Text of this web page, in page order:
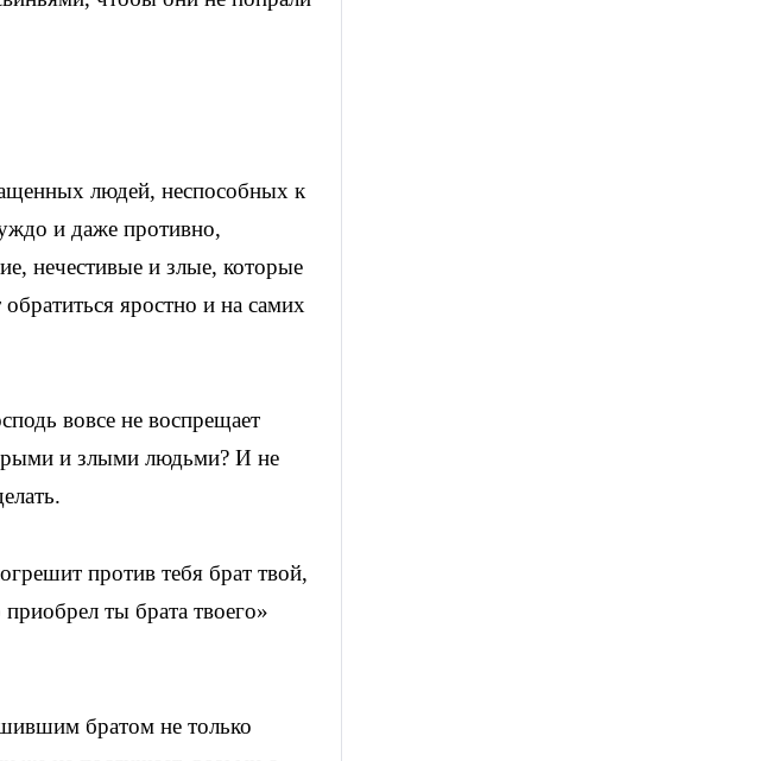
людей, неспособных к
и даже противно,
нечестивые и злые, которые
яростно и на самих
вовсе не воспрещает
и злыми людьми? И не
против тебя брат твой,
ты брата твоего»
братом не только